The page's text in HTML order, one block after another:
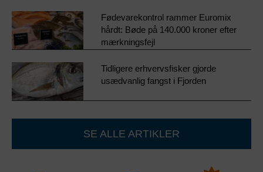
Fødevarekontrol rammer Euromix
hårdt: Bøde på 140.000 kroner efter
mærkningsfejl
Tidligere erhvervsfisker gjorde
usædvanlig fangst i Fjorden
SE ALLE ARTIKLER